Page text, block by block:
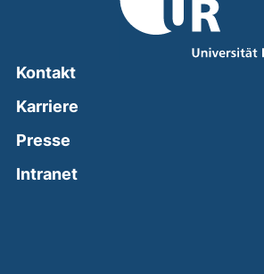
Kontakt
Karriere
Presse
Intranet(external link, opens in